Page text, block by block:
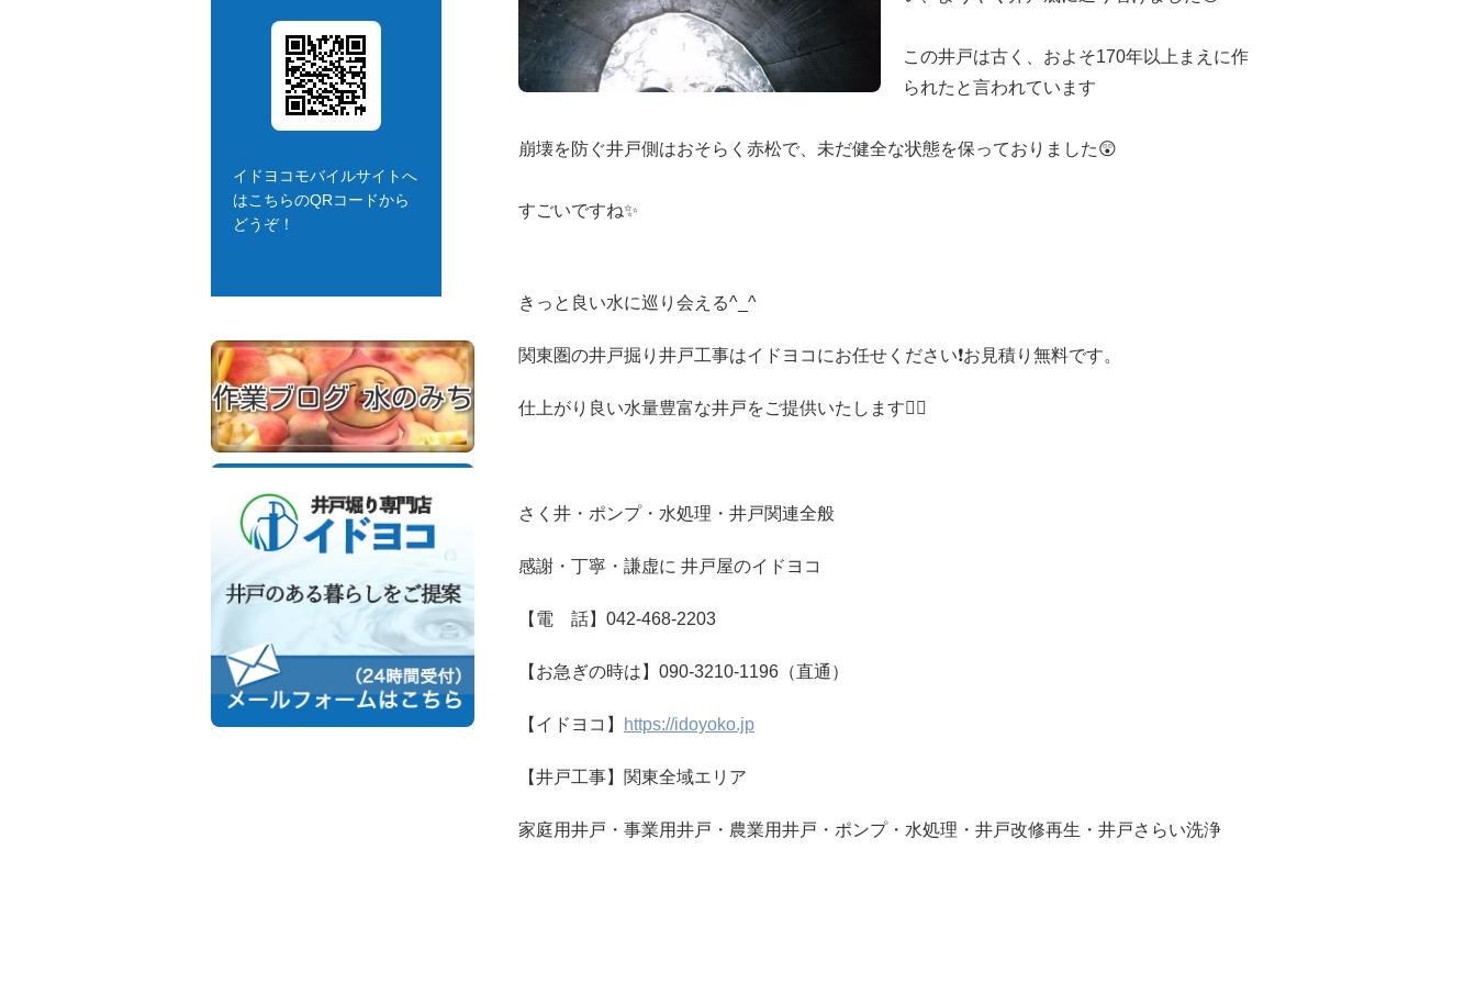
この井戸は古く、およそ170年以上まえに作
られたと言われています
崩壊を防ぐ井戸側はおそらく赤松で、未だ健全な状態を保っておりました😲
すごいですね✨
きっと良い水に巡り会える^_^
関東圏の井戸掘り井戸工事はイドヨコにお任せください❗️お見積り無料です。
仕上がり良い水量豊富な井戸をご提供いたします🙇‍♂️
さく井・ポンプ・水処理・井戸関連全般
感謝・丁寧・謙虚に 井戸屋のイドヨコ
【電 話】042-468-2203
【お急ぎの時は】090-3210-1196（直通）
【イドヨコ】 https://idoyoko.jp
【井戸工事】関東全域エリア
家庭用井戸・事業用井戸・農業用井戸・ポンプ・水処理・井戸改修再生・井戸さらい洗浄
イドヨコモバイルサイトへ
はこちらのQRコードから
どうぞ！